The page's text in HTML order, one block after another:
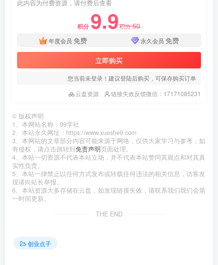
此内容为付费资源，请付费后查看
积分 9.9积分50
年度会员 免费 永久会员 免费
立即购买
您当前未登录！建议登陆后购买，可保存购买订单
云盘资源
链接失效反馈微信：17171085231
© 版权声明
1、本网站名称：99学社
2、本站永久网址：https://www.xueshe9.com
3、本网站的文章部分内容可能来源于网络，仅供大家学习与参考，如
有侵权，请点击跳转到免责声明页面处理。
4、本站一切资源不代表本站立场，并不代表本站赞同其观点和对其真
实性负责。
5、本站一律禁止以任何方式发布或转载任何违法的相关信息，访客发
现请向站长举报。
6、本站资源大多存储在云盘，如发现链接失效，请联系我们我们会第
一时间更新。
THE END
创业点子